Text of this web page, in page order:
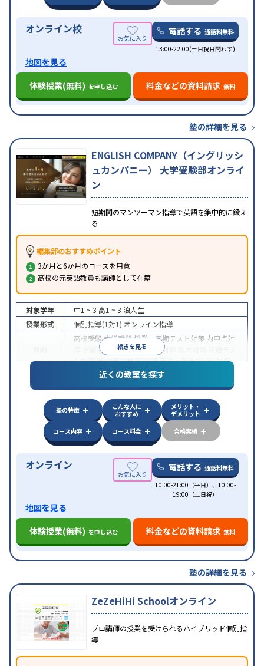
オンライン校 電話する 通話料無料
13:00-22:00(土日祝日問わず)
地図を見る
体験授業(無料) を申し込む 料金などの資料請求 無料
塾の詳細を見る
ENGLISH COMPANY（イングリッシ
ュカンパニー） 大学受験部オンライ
ン
短期間のマンツーマン指導で英語を集中的に鍛え
る
編集部のおすすめポイント
3か月と6か月のコースを用意
高校の元英語教員も講師として在籍
続きを見る
対象学年 中1 ~ 3 高1 ~ 3 浪人生
授業形式
個別指導(1対1) オンライン指導
高校受験大学受験授業・定期テスト対策 内申点対
学習習慣の定着国公立大対策
ト対策英検(英語検定)対策英語・英会話特化対策
特徴
中高一貫校生に対応授業の振替可能
学習にPC・タブレットを利用オンライン対応1
科目から受講可能
近くの教室を探す
塾の特徴
こんな人に
おすすめ
メリット・
デメリット
コース内容
コース料金 合格実績
オンライン 電話する 通話料無料
10:00-21:00（平日）、10:00-
19:00（土日祝）
地図を見る
体験授業(無料) を申し込む 料金などの資料請求 無料
塾の詳細を見る
ZeZeHiHi Schoolオンライン
プロ講師の授業を受けられるハイブリッド個別指
導